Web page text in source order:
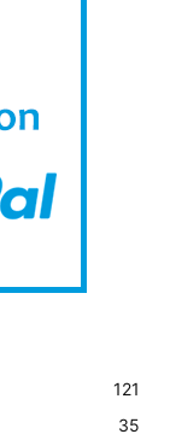
121
35